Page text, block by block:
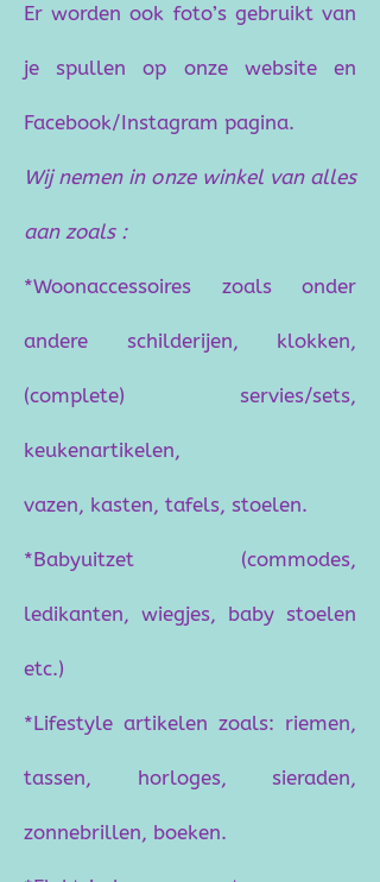
Er worden ook foto’s gebruikt van
je spullen op onze website en
Facebook/Instagram pagina.
Wij nemen in onze winkel van alles
aan zoals :
*Woonaccessoires zoals onder
andere schilderijen, klokken,
(complete) servies/sets,
keukenartikelen,
vazen, kasten, tafels, stoelen.
*Babyuitzet (commodes,
ledikanten, wiegjes, baby stoelen
etc.)
*Lifestyle artikelen zoals: riemen,
tassen, horloges, sieraden,
zonnebrillen, boeken.